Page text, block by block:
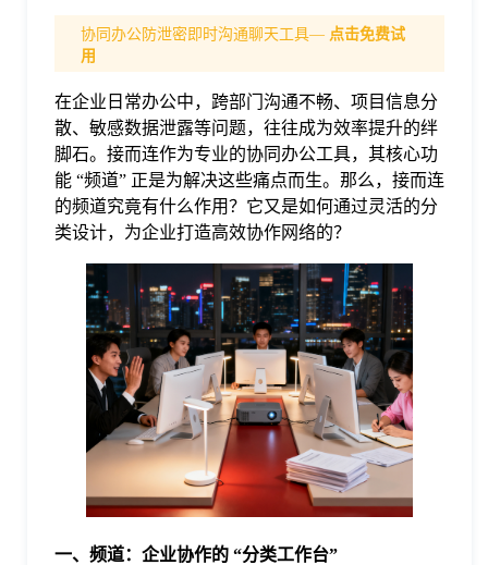
价
格
协同办公防泄密即时沟通聊天工具— 点击免费试
用
在企业日常办公中，跨部门沟通不畅、项目信息分
散、敏感数据泄露等问题，往往成为效率提升的绊
脚石。接而连作为专业的协同办公工具，其核心功
能 “频道” 正是为解决这些痛点而生。那么，接而连
的频道究竟有什么作用？它又是如何通过灵活的分
类设计，为企业打造高效协作网络的？
一、频道：企业协作的 “分类工作台”